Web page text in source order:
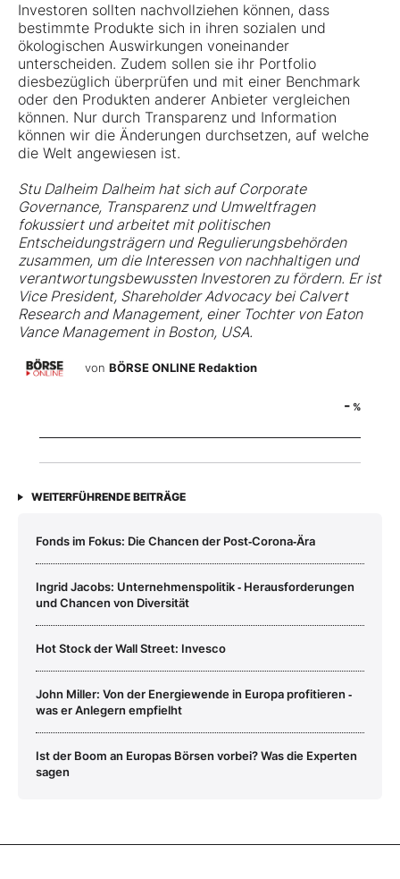
Investoren sollten nachvollziehen können, dass
bestimmte Produkte sich in ihren sozialen und
ökologischen Auswirkungen voneinander
unterscheiden. Zudem sollen sie ihr Portfolio
diesbezüglich überprüfen und mit einer Benchmark
oder den Produkten anderer Anbieter vergleichen
können. Nur durch Transparenz und Information
können wir die Änderungen durchsetzen, auf welche
die Welt angewiesen ist.
Stu Dalheim Dalheim hat sich auf Corporate
Governance, Transparenz und Umweltfragen
fokussiert und arbeitet mit politischen
Entscheidungsträgern und Regulierungsbehörden
zusammen, um die Interessen von nachhaltigen und
verantwortungsbewussten Investoren zu fördern. Er ist
Vice President, Shareholder Advocacy bei Calvert
Research and Management, einer Tochter von Eaton
Vance Management in Boston, USA.
von BÖRSE ONLINE Redaktion
- %
WEITERFÜHRENDE BEITRÄGE
Fonds im Fokus: Die Chancen der Post‑Corona‑Ära
Ingrid Jacobs: Unternehmenspolitik ‑ Herausforderungen
und Chancen von Diversität
Hot Stock der Wall Street: Invesco
John Miller: Von der Energiewende in Europa profitieren ‑
was er Anlegern empfielht
Ist der Boom an Europas Börsen vorbei? Was die Experten
sagen